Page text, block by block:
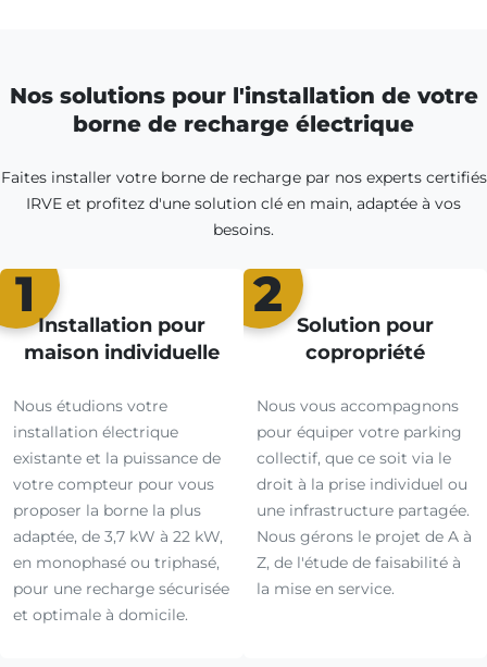
Nos solutions pour l'installation de votre
borne de recharge électrique
Faites installer votre borne de recharge par nos experts certifiés
IRVE et profitez d'une solution clé en main, adaptée à vos
besoins.
1
Installation pour
maison individuelle
Nous étudions votre
installation électrique
existante et la puissance de
votre compteur pour vous
proposer la borne la plus
adaptée, de 3,7 kW à 22 kW,
en monophasé ou triphasé,
pour une recharge sécurisée
et optimale à domicile.
2
Solution pour
copropriété
Nous vous accompagnons
pour équiper votre parking
collectif, que ce soit via le
droit à la prise individuel ou
une infrastructure partagée.
Nous gérons le projet de A à
Z, de l'étude de faisabilité à
la mise en service.